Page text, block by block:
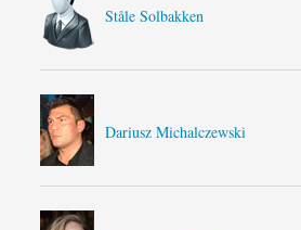
Ståle Solbakken
Dariusz Michalczewski